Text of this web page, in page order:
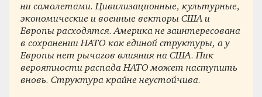
ни самолетами. Цивилизационные, культурные,
экономические и военные векторы США и
Европы расходятся. Америка не заинтересована
в сохранении НАТО как единой структуры, а у
Европы нет рычагов влияния на США. Пик
вероятности распада НАТО может наступить
вновь. Структура крайне неустойчива.